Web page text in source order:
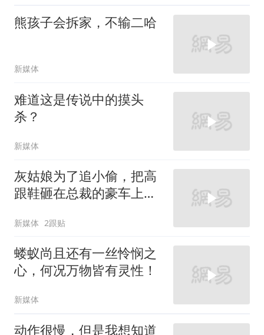
熊孩子会拆家，不输二哈
新媒体
难道这是传说中的摸头
杀？
新媒体
灰姑娘为了追小偷，把高
跟鞋砸在总裁的豪车上，
新媒体 2跟贴
蝼蚁尚且还有一丝怜悯之
心，何况万物皆有灵性！
新媒体
动作很慢，但是我想知道